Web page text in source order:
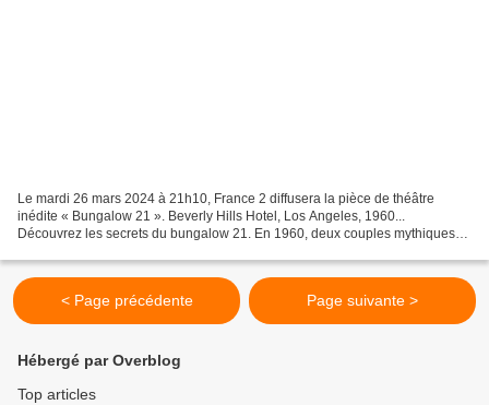
Le mardi 26 mars 2024 à 21h10, France 2 diffusera la pièce de théâtre
inédite « Bungalow 21 ». Beverly Hills Hotel, Los Angeles, 1960...
Découvrez les secrets du bungalow 21. En 1960, deux couples mythiques
< Page précédente Page suivante >
Hébergé par Overblog
Top articles